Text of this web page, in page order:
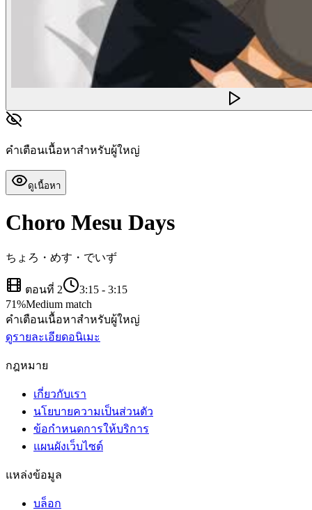
คำเตือนเนื้อหาสำหรับผู้ใหญ่
ดูเนื้อหา
Choro Mesu Days
ちょろ・めす・でいず
ตอนที่ 2 3:15 - 3:15
71%Medium match
คำเตือนเนื้อหาสำหรับผู้ใหญ่
ดูรายละเอียดอนิเมะ
กฎหมาย
เกี่ยวกับเรา
นโยบายความเป็นส่วนตัว
ข้อกำหนดการให้บริการ
แผนผังเว็บไซต์
แหล่งข้อมูล
บล็อก